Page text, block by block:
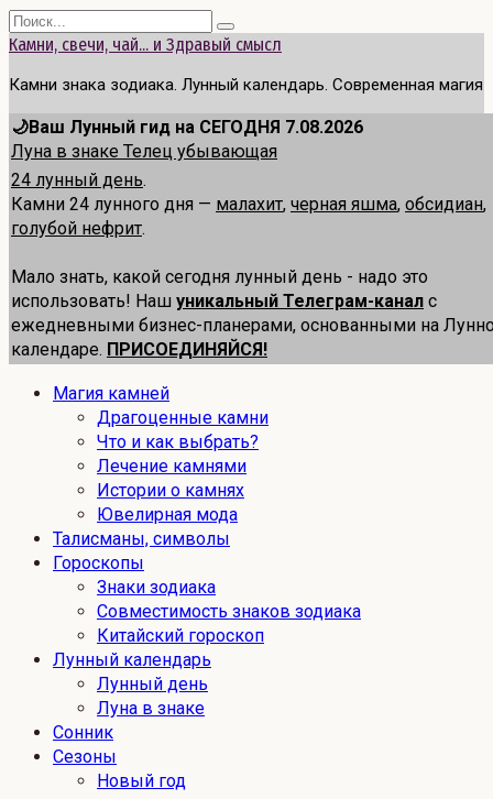
Перейти
к
Search
for:
Камни, свечи, чай... и Здравый смысл
Камни знака зодиака. Лунный календарь. Современная магия
🌙Ваш Лунный гид на СЕГОДНЯ 7.08.2026
Луна в знаке Телец убывающая
24 лунный день.
Камни 24 лунного дня — малахит, черная яшма, обсидиан,
голубой нефрит.
Мало знать, какой сегодня лунный день - надо это
использовать! Наш уникальный Телеграм-канал с
ежедневными бизнес-планерами, основанными на
календаре. ПРИСОЕДИНЯЙСЯ!
Магия камней
Драгоценные камни
Что и как выбрать?
Лечение камнями
Истории о камнях
Ювелирная мода
Талисманы, символы
Гороскопы
Знаки зодиака
Совместимость знаков зодиака
Китайский гороскоп
Лунный календарь
Лунный день
Луна в знаке
Сонник
Сезоны
Новый год